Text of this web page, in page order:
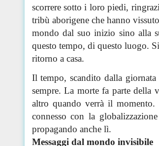
scorrere sotto i loro piedi,
tribù aborigene che hanno
mondo dal suo inizio sino alla
questo tempo, di questo luogo.
ritorno a casa.
Il tempo, scandito dalla
sempre. La morte fa parte della
altro quando verrà il
connesso con la
propagando anche lì.
Messaggi dal mondo invisibile